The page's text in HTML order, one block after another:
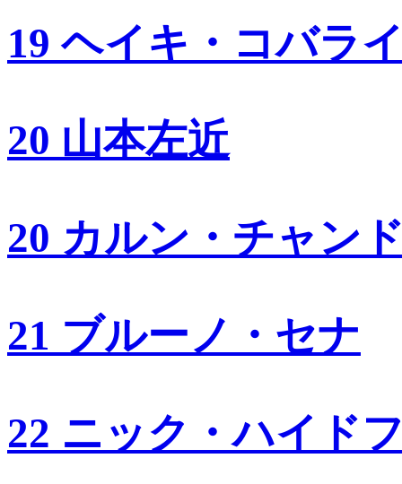
19 ヘイキ・コバラ
20 山本左近
20 カルン・チャン
21 ブルーノ・セナ
22 ニック・ハイド